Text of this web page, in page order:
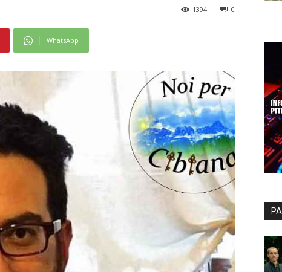
0
1394
WhatsApp